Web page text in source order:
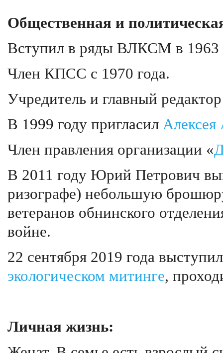
Общественная и
Вступил в ряды ВЛКСМ в 1963
Член КПСС с 1970 года.
Учредитель и главный
В 1999 году пригласил Алексея
Член правления организации «
В 2011 году Юрий Петрович
ризографе) небольшую
ветеранов обнинского
войне.
22 сентября 2019 года
экологическом митинге,
Личная жизнь: